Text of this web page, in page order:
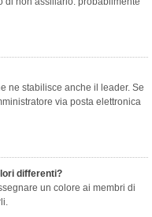
ne stabilisce anche il leader. Se
via posta elettronica
differenti?
un colore ai membri di